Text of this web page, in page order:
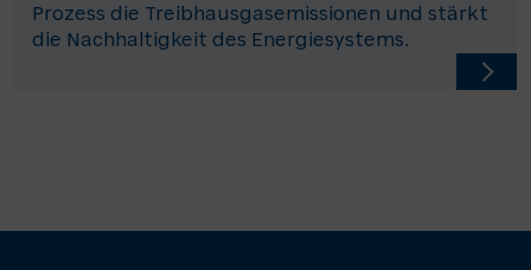
Prozess die Treibhausgasemissionen und stärkt
die Nachhaltigkeit des Energiesystems.